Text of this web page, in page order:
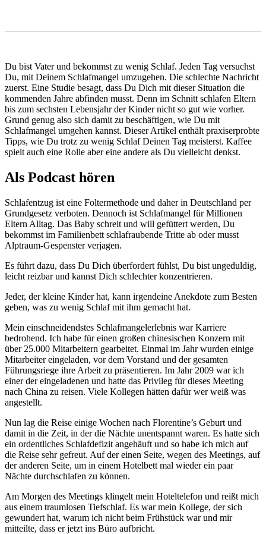
Du bist Vater und bekommst zu wenig Schlaf. Jeden Tag versuchst
Du, mit Deinem Schlafmangel umzugehen. Die schlechte Nachricht
zuerst. Eine Studie besagt, dass Du Dich mit dieser Situation die
kommenden Jahre abfinden musst. Denn im Schnitt schlafen Eltern
bis zum sechsten Lebensjahr der Kinder nicht so gut wie vorher.
Grund genug also sich damit zu beschäftigen, wie Du mit
Schlafmangel umgehen kannst. Dieser Artikel enthält praxiserprobte
Tipps, wie Du trotz zu wenig Schlaf Deinen Tag meisterst. Kaffee
spielt auch eine Rolle aber eine andere als Du vielleicht denkst.
Als Podcast hören
Schlafentzug ist eine Foltermethode und daher in Deutschland per
Grundgesetz verboten. Dennoch ist Schlafmangel für Millionen
Eltern Alltag. Das Baby schreit und will gefüttert werden, Du
bekommst im Familienbett schlafraubende Tritte ab oder musst
Alptraum-Gespenster verjagen.
Es führt dazu, dass Du Dich überfordert fühlst, Du bist ungeduldig,
leicht reizbar und kannst Dich schlechter konzentrieren.
Jeder, der kleine Kinder hat, kann irgendeine Anekdote zum Besten
geben, was zu wenig Schlaf mit ihm gemacht hat.
Mein einschneidendstes Schlafmangelerlebnis war Karriere
bedrohend. Ich habe für einen großen chinesischen Konzern mit
über 25.000 Mitarbeitern gearbeitet. Einmal im Jahr wurden einige
Mitarbeiter eingeladen, vor dem Vorstand und der gesamten
Führungsriege ihre Arbeit zu präsentieren. Im Jahr 2009 war ich
einer der eingeladenen und hatte das Privileg für dieses Meeting
nach China zu reisen. Viele Kollegen hätten dafür wer weiß was
angestellt.
Nun lag die Reise einige Wochen nach Florentine’s Geburt und
damit in die Zeit, in der die Nächte unentspannt waren. Es hatte sich
ein ordentliches Schlafdefizit angehäuft und so habe ich mich auf
die Reise sehr gefreut. Auf der einen Seite, wegen des Meetings, auf
der anderen Seite, um in einem Hotelbett mal wieder ein paar
Nächte durchschlafen zu können.
Am Morgen des Meetings klingelt mein Hoteltelefon und reißt mich
aus einem traumlosen Tiefschlaf. Es war mein Kollege, der sich
gewundert hat, warum ich nicht beim Frühstück war und mir
mitteilte, dass er jetzt ins Büro aufbricht.